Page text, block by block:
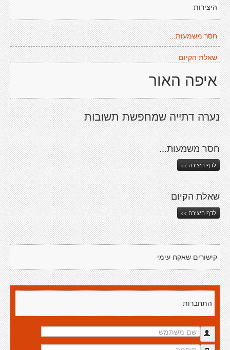
היצירות
חסר משמעות...
שאלת הקיום
איפה האור
נערה דתייה שמחפשת תשובות
חסר משמעות...
לדף היצירה >>
שאלת הקיום
לדף היצירה >>
קישורים שאקח עימי
התחברות